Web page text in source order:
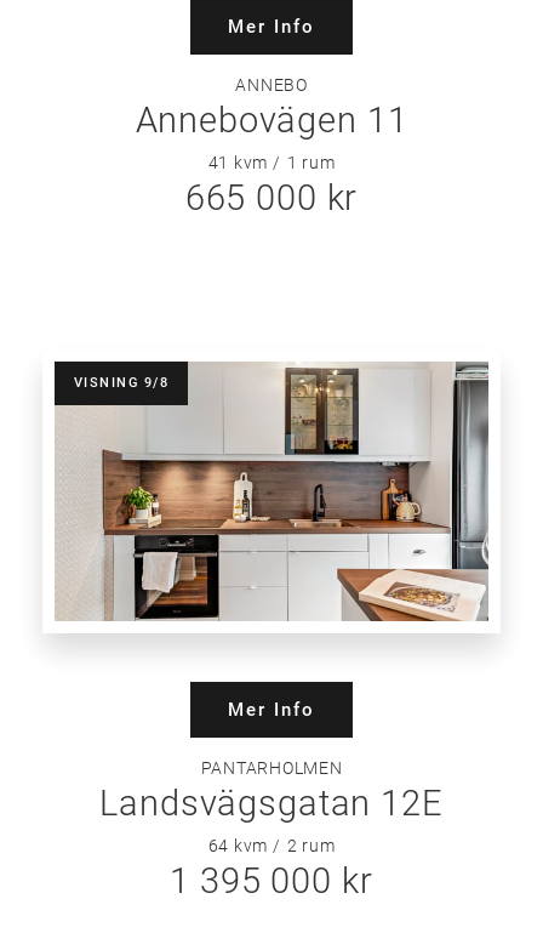
Mer Info
ANNEBO
Annebovägen 11
41 kvm 1 rum
665 000 kr
VISNING 9/8
Mer Info
PANTARHOLMEN
Landsvägsgatan 12E
64 kvm 2 rum
1 395 000 kr